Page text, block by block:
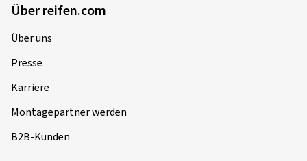
Über reifen.com
Über uns
Presse
Karriere
Montagepartner werden
B2B-Kunden